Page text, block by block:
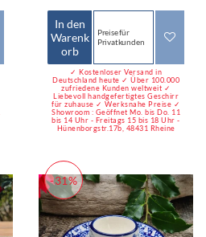
In den
Warenk
orb
Preise für
Privatkunden
✓ Kostenloser Versand in
Deutschland heute ✓ Über 100.000
zufriedene Kunden weltweit ✓
Liebevoll handgefertigtes Geschirr
für zuhause ✓ Werksnahe Preise ✓
Showroom : Geöffnet Mo. bis Do. 11
bis 14 Uhr - Freitags 15 bis 18 Uhr -
Hünenborgstr.17b, 48431 Rheine
-31%